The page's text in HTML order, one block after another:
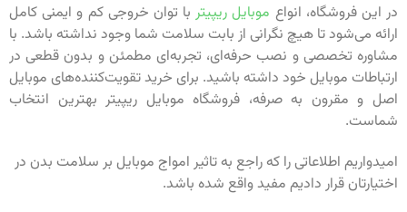
در این فروشگاه، انواع موبایل ریپیتربا توان خروجی کم و ایمنی کامل
ارائه می‌شود تا هیچ نگرانی از بابت سلامت شما وجود نداشته باشد. با
مشاوره تخصصی و نصب حرفه‌ای، تجربه‌ای مطمئن و بدون قطعی در
ارتباطات موبایل خود داشته باشید. برای خرید تقویت‌کننده‌های موبایل
اصل و مقرون به صرفه، فروشگاه موبایل ریپیتر بهترین انتخاب
شماست.
امیدواریم اطلاعاتی را که راجع به تاثیر امواج موبایل بر سلامت بدن در
اختیارتان قرار دادیم مفید واقع شده باشد.